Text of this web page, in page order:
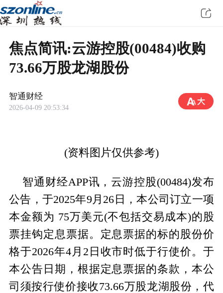
焦点简讯:云游控股(00484)收购
73.66万股龙湖股份
智通财经
2026-04-09 20:53:34
(资料图片仅供参考)
智通财经APP讯，云游控股(00484)发布
公告，于2025年9月26日，本公司订立一项
本金额为 75万美元(不包括交易成本)的股
票挂钩定息票据。定息票据的标的股份价
格于2026年4月2日收市时低于行使价。于
本公告日期，根据定息票据的条款，本公
司须按行使价接收73.66万股龙湖股份，代